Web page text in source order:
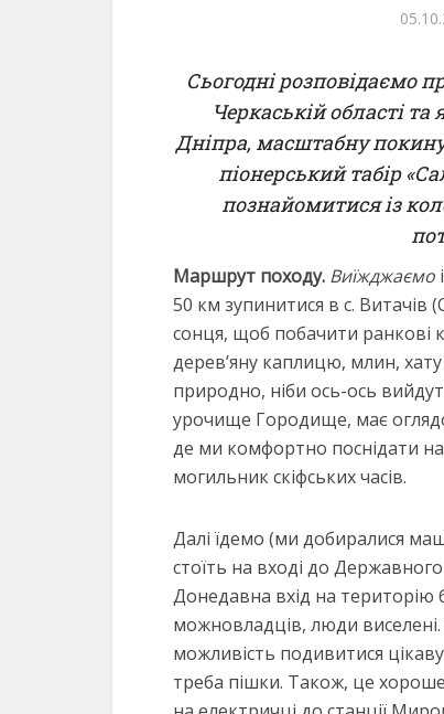
Сьогодні розповідаємо
Черкаській області
Дніпра, масштабну
піонерський табір
познайомитися із
Маршрут походу. Виїжджаємо
50 км зупинитися в с. Витачів
сонця, щоб побачити ранкові
дерев’яну каплицю, млин,
природно, ніби ось-ось
урочище Городище, має
де ми комфортно поснідати
могильник скіфських часів.
Далі їдемо (ми добиралися
стоїть на вході до
Донедавна вхід на територію
можновладців, люди виселені.
можливість подивитися
треба пішки. Також, це